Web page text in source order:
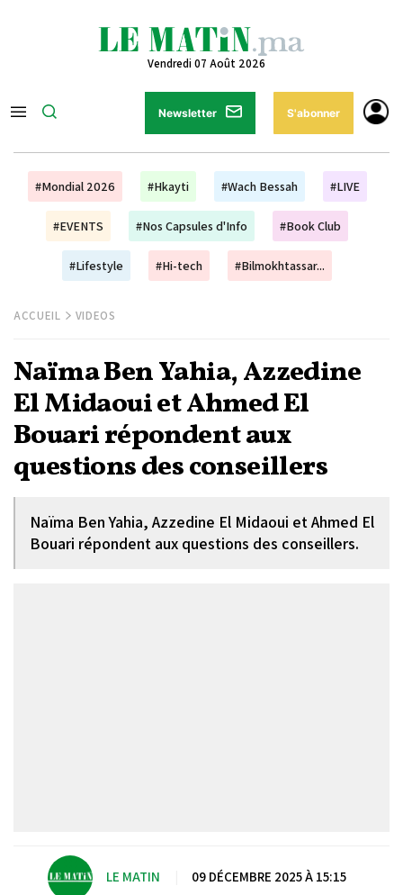
Vendredi 07 Août 2026
Newsletter S'abonner
#Mondial 2026 #Hkayti #Wach Bessah #LIVE
#EVENTS #Nos Capsules d'Info #Book Club
#Lifestyle #Hi-tech #Bilmokhtassar...
ACCUEIL VIDEOS
Naïma Ben Yahia, Azzedine
El Midaoui et Ahmed El
Bouari répondent aux
questions des conseillers
Naïma Ben Yahia, Azzedine El Midaoui et Ahmed El
Bouari répondent aux questions des conseillers.
LE MATIN 09 DÉCEMBRE 2025 À 15:15